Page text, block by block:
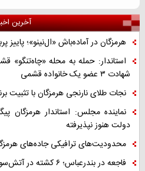
آخرین
هرمزگان در آماده‌باش «ال‌نینو»؛ پاییز
استاندار: حمله به محله
شهادت ۳ عضو یک خانواده قشمی
نجات طلای نارنجی هرمزگان با تثبیت
دولت هنوز نپذیرفته
محدودیت‌های ترافیکی جاده‌های
فاجعه در بندرعباس؛ ۶ کشته در آتش‌سوزی منزل مسکونی